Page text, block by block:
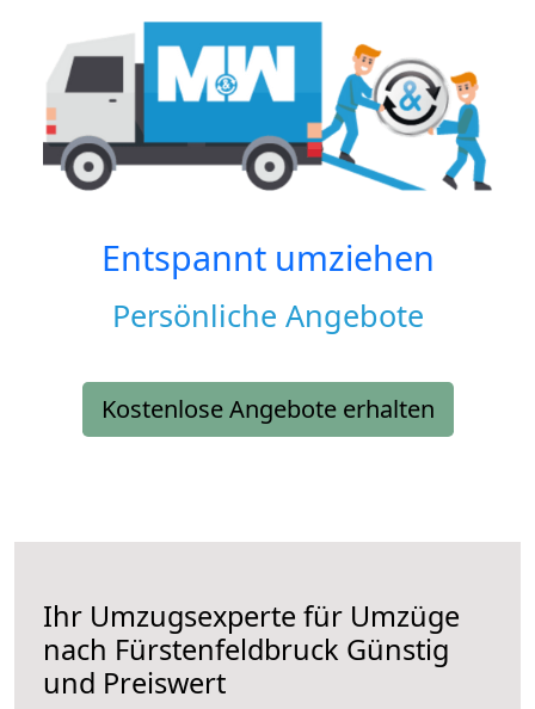
Entspannt umziehen
Persönliche Angebote
Kostenlose Angebote erhalten
Ihr Umzugsexperte für Umzüge
nach Fürstenfeldbruck Günstig
und Preiswert